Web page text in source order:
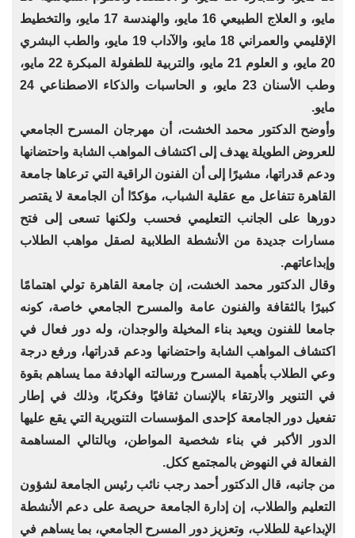
مايو، و العلاج الطبيعي 16 مايو، والهندسة 17 مايو، والتخطيط
الإقليمي والعمراني 18 مايو، والآداب 19 مايو، والطب البشري
20 مايو، و العلوم 21 مايو، والتربية للطفولة المبكرة 22 مايو،
وطب الأسنان 23 مايو، و الحاسبات والذكاء الاصطناعي 24
مايو.
وأوضح الدكتور محمد الخشت، أن مهرجان المسرح الجامعي
للعروض الطويلة يهدف إلى اكتشاف المواهب الشابة واحتضانها
ودعم قدراتها، مشيرًا إلى أن الفنون الراقية التي ترعاها جامعة
القاهرة تتفاعل مع عقلية الشباب، مؤكدًا أن الجامعة لا يقتصر
دورها على الجانب التعليمي فحسب ولكنها تسعى إلى فتح
مسارات جديدة من الأنشطة الطلابية لصقل مواهب الطلاب
وإبداعاتهم.
وقال الدكتور محمد الخشت، إن جامعة القاهرة تولي اهتمامًا
كبيرًا بالثقافة والفنون عامة والمسرح الجامعي خاصة، كونه
جامعا للفنون ويعيد بناء المخيلة والوجدان، وله دور فعال في
اكتشاف المواهب الشابة واحتضانها ودعم قدراتها، ورفع درجة
وعي الطلاب بأهمية المسرح ورسالته الهادفة مما يساهم بقوة
في التنوير والارتقاء بالإنسان ثقافيًا وفكريًا، وذلك في إطار
تفعيل دور الجامعة كإحدى المؤسسات التنويرية التي يقع عليها
الدور الأكبر في بناء شخصية المواطن، وبالتالي المساهمة
الفعالة في النهوض بالمجتمع ككل.
من جانبه، قال الدكتور أحمد رجب نائب رئيس الجامعة لشؤون
التعليم والطلاب، إن إدارة الجامعة حريصة على دعم الأنشطة
الإبداعية للطلاب، وتعزيز دور المسرح الجامعي، بما يساهم في